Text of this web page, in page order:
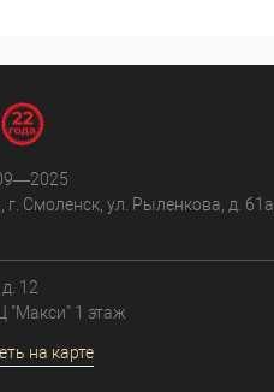
Смоленск, ул. Рыленкова, д. 61а,
12
"Макси" 1 этаж
на карте